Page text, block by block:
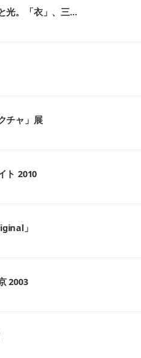
光。「衣」、三...
チャ」展
ト 2010
」
2003